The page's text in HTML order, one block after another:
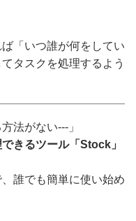
「いつ誰が何をしてい
タスクを処理するよう
法がない---」
きるツール「Stock」
誰でも簡単に使い始め